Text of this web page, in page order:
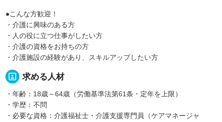
●こんな方歓迎！
・介護に興味のある方
・人の役に立つ仕事がしたい方
・介護の資格をお持ちの方
・介護施設の経験があり、スキルアップしたい方
portrait 求める人材
・年齢：18歳～64歳（労働基準法第61条・定年を上限）
・学歴：不問
・必要な資格：介護福祉士・介護支援専門員（ケアマネージャ